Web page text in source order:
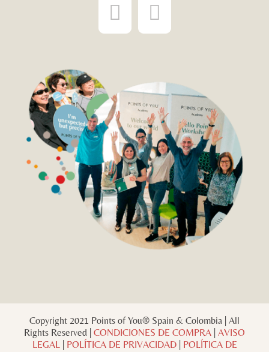
Copyright 2021 Points of You® Spain & Colombia | All
Rights Reserved | CONDICIONES DE COMPRA AVISO
LEGAL| POLÍTICA DE PRIVACIDAD| POLÍTICA DE